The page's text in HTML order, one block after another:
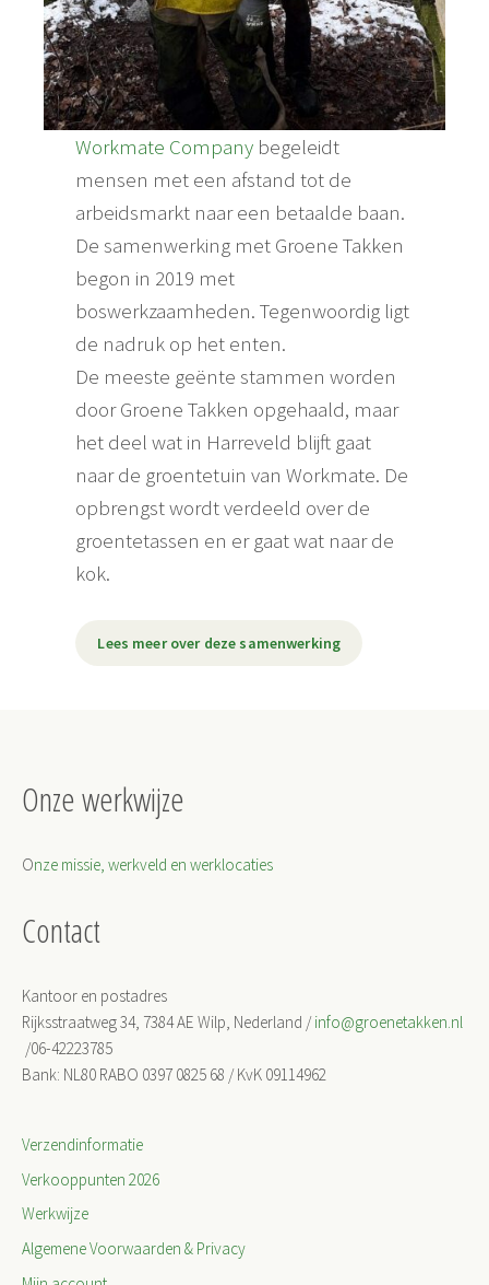
Workmate Company begeleidt
mensen met een afstand tot de
arbeidsmarkt naar een betaalde baan.
De samenwerking met Groene Takken
begon in 2019 met
boswerkzaamheden. Tegenwoordig ligt
de nadruk op het enten.
De meeste geënte stammen worden
door Groene Takken opgehaald, maar
het deel wat in Harreveld blijft gaat
naar de groentetuin van Workmate. De
opbrengst wordt verdeeld over de
groentetassen en er gaat wat naar de
kok.
Lees meer over deze samenwerking
Onze werkwijze
Onze missie, werkveld en werklocaties
Contact
Kantoor en postadres
Rijksstraatweg 34, 7384 AE Wilp, Nederland /info@groenetakken.nl
/06-42223785
Bank: NL80 RABO 0397 0825 68 / KvK 09114962
Verzendinformatie
Verkooppunten 2026
Werkwijze
Algemene Voorwaarden & Privacy